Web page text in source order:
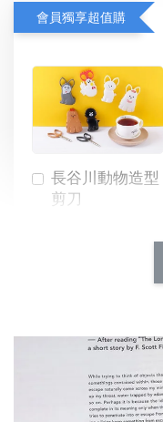
會員獨享超值購
長谷川動物造型
剪刀